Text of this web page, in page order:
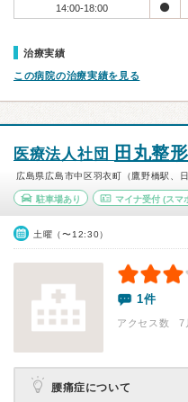
14:00-18:00
治療実績
この病院の治療実績を見る
医療法人社団 田丸整
広島県広島市中区羽衣町（鷹野橋駅、
駐車場あり マイナ受付(スマ
土曜（〜12:30）
1件
アクセス数 7
腰痛症について